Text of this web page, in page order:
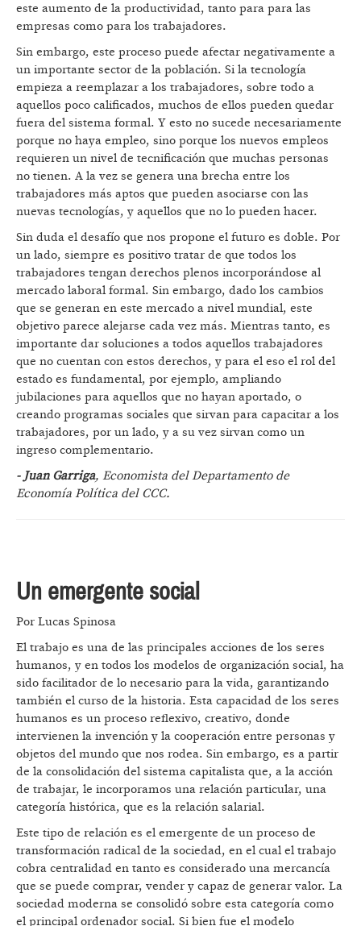
este aumento de la productividad, tanto para para las
empresas como para los trabajadores.
Sin embargo, este proceso puede afectar negativamente a
un importante sector de la población. Si la tecnología
empieza a reemplazar a los trabajadores, sobre todo a
aquellos poco calificados, muchos de ellos pueden quedar
fuera del sistema formal. Y esto no sucede necesariamente
porque no haya empleo, sino porque los nuevos empleos
requieren un nivel de tecnificación que muchas personas
no tienen. A la vez se genera una brecha entre los
trabajadores más aptos que pueden asociarse con las
nuevas tecnologías, y aquellos que no lo pueden hacer.
Sin duda el desafío que nos propone el futuro es doble. Por
un lado, siempre es positivo tratar de que todos los
trabajadores tengan derechos plenos incorporándose al
mercado laboral formal. Sin embargo, dado los cambios
que se generan en este mercado a nivel mundial, este
objetivo parece alejarse cada vez más. Mientras tanto, es
importante dar soluciones a todos aquellos trabajadores
que no cuentan con estos derechos, y para el eso el rol del
estado es fundamental, por ejemplo, ampliando
jubilaciones para aquellos que no hayan aportado, o
creando programas sociales que sirvan para capacitar a los
trabajadores, por un lado, y a su vez sirvan como un
ingreso complementario.
- Juan Garriga, Economista del Departamento de
Economía Política del CCC.
Un emergente social
Por Lucas Spinosa
El trabajo es una de las principales acciones de los seres
humanos, y en todos los modelos de organización social, ha
sido facilitador de lo necesario para la vida, garantizando
también el curso de la historia. Esta capacidad de los seres
humanos es un proceso reflexivo, creativo, donde
intervienen la invención y la cooperación entre personas y
objetos del mundo que nos rodea. Sin embargo, es a partir
de la consolidación del sistema capitalista que, a la acción
de trabajar, le incorporamos una relación particular, una
categoría histórica, que es la relación salarial.
Este tipo de relación es el emergente de un proceso de
transformación radical de la sociedad, en el cual el trabajo
cobra centralidad en tanto es considerado una mercancía
que se puede comprar, vender y capaz de generar valor. La
sociedad moderna se consolidó sobre esta categoría como
el principal ordenador social. Si bien fue el modelo